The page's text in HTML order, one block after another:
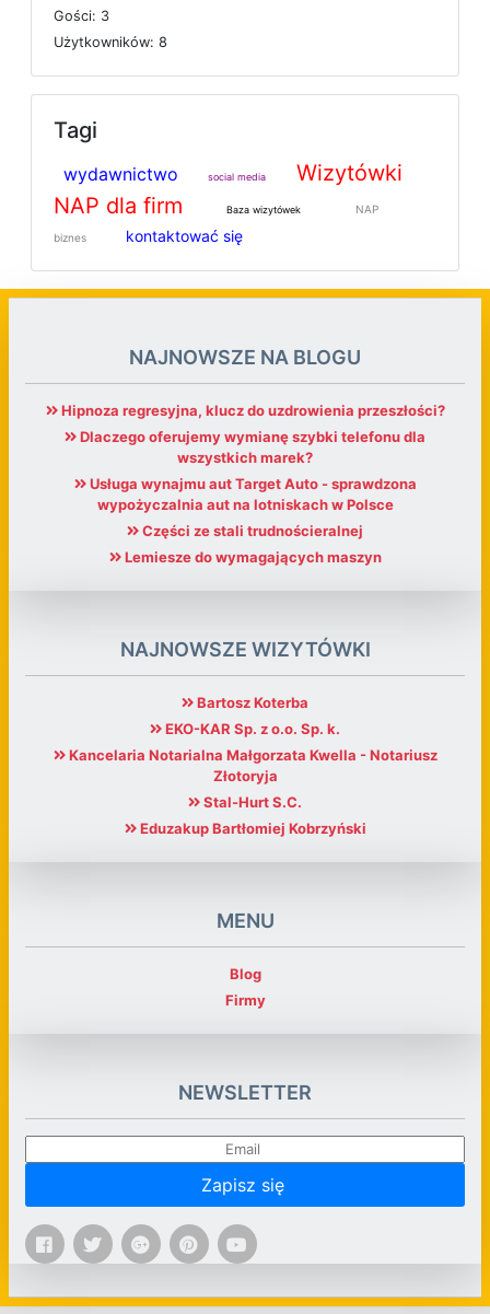
Gości: 3
Użytkowników: 8
Tagi
wydawnictwo social media
Wizytówki
NAP dla firm
Baza wizytówek NAP
biznes kontaktować się
NAJNOWSZE NA BLOGU
Hipnoza regresyjna, klucz do uzdrowienia przeszłości?
Dlaczego oferujemy wymianę szybki telefonu dla
wszystkich marek?
Usługa wynajmu aut Target Auto - sprawdzona
wypożyczalnia aut na lotniskach w Polsce
Części ze stali trudnościeralnej
Lemiesze do wymagających maszyn
NAJNOWSZE WIZYTÓWKI
Bartosz Koterba
EKO-KAR Sp. z o.o. Sp. k.
Kancelaria Notarialna Małgorzata Kwella - Notariusz
Złotoryja
Stal-Hurt S.C.
Eduzakup Bartłomiej Kobrzyński
MENU
Blog
Firmy
NEWSLETTER
Zapisz się